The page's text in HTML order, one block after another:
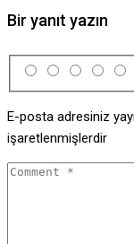
Bir yanıt yazın
E-posta adresiniz
işaretlenmişlerdir